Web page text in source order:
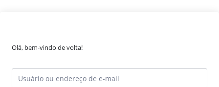
Olá, bem-vindo de volta!